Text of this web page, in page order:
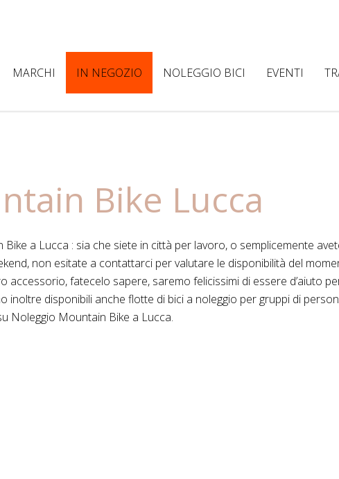
MARCHI IN NEGOZIO NOLEGGIO BICI EVENTI
Bike Lucca
a Lucca : sia che siete in città per lavoro, o semplicemente
non esitate a contattarci per valutare le disponibilità del
accessorio, fatecelo sapere, saremo felicissimi di essere d’aiuto
inoltre disponibili anche flotte di bici a noleggio per gruppi di
Noleggio Mountain Bike a Lucca.